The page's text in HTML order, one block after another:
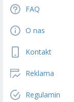
FAQ
O nas
Kontakt
Reklama
Regulamin